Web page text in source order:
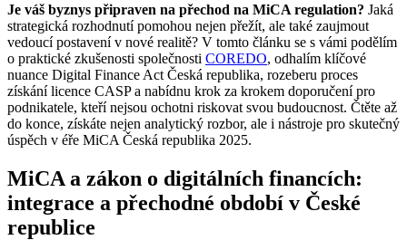
Passporting a licence pro vstup na trh EU
MiCA a tokenizace: co se mění pro platformy
Příležitosti pro fintech startupy a byznys
Byznys: závěry a doporučení
Otázky pro podnikatele, FAQ
Dopady MiCA na český trh
Je váš byznys připraven na přechod na MiCA regulation? Jaká
strategická rozhodnutí pomohou nejen přežít, ale také zaujmout
vedoucí postavení v nové realitě? V tomto článku se s vámi podělím
o praktické zkušenosti společnosti COREDO, odhalím klíčové
nuance Digital Finance Act Česká republika, rozeberu proces
získání licence CASP a nabídnu krok za krokem doporučení pro
podnikatele, kteří nejsou ochotni riskovat svou budoucnost. Čtěte až
do konce, získáte nejen analytický rozbor, ale i nástroje pro skutečný
úspěch v éře MiCA Česká republika 2025.
MiCA a zákon o digitálních financích:
integrace a přechodné období v České
republice